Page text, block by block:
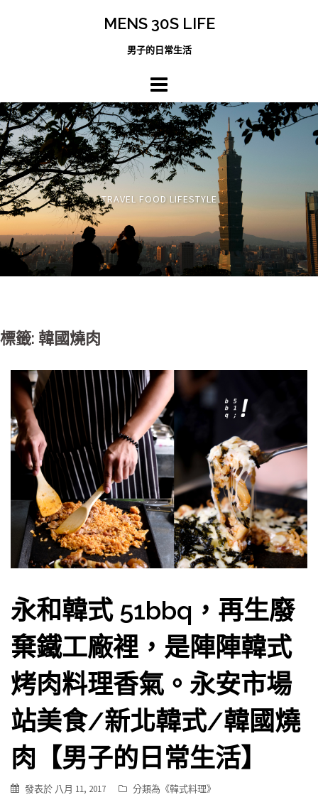
MENS 30S LIFE
男子的日常生活
TRAVEL FOOD LIFESTYLE
標籤: 韓國燒肉
永和韓式 51bbq，再生廢
棄鐵工廠裡，是陣陣韓式
烤肉料理香氣。永安市場
站美食/新北韓式/韓國燒
肉【男子的日常生活】
發表於 八月 11, 2017 分類為《韓式料理》